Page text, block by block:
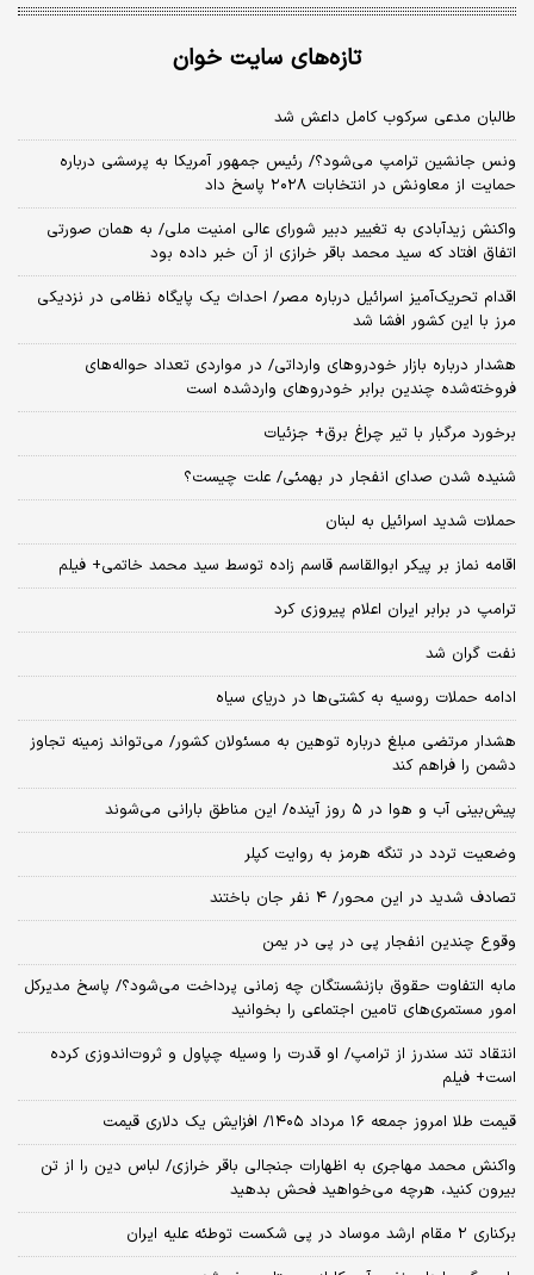
تازه‌های سایت خوان
طالبان مدعی سرکوب کامل داعش شد
ونس جانشین ترامپ می‌شود؟/ رئیس جمهور آمریکا به پرسشی درباره
حمایت از معاونش در انتخابات ۲۰۲۸ پاسخ داد
واکنش زیدآبادی به تغییر دبیر شورای عالی امنیت ملی/ به همان صورتی
اتفاق افتاد که سید محمد باقر خرازی از آن خبر داده بود
اقدام تحریک‌آمیز اسرائیل درباره مصر/ احداث یک پایگاه نظامی در نزدیکی
مرز با این کشور افشا شد
هشدار درباره بازار خودروهای وارداتی/ در مواردی تعداد حواله‌های
فروخته‌شده چندین برابر خودروهای واردشده است
برخورد مرگبار با تیر چراغ برق+ جزئیات
شنیده شدن صدای انفجار در بهمئی/ علت چیست؟
حملات شدید اسرائیل به لبنان
اقامه نماز بر پیکر ابوالقاسم قاسم زاده توسط سید محمد خاتمی+ فیلم
ترامپ در برابر ایران اعلام پیروزی کرد
نفت گران شد
ادامه حملات روسیه به کشتی‌ها در دریای سیاه
هشدار مرتضی مبلغ درباره توهین به مسئولان کشور/ می‌تواند زمینه تجاوز
دشمن را فراهم کند
پیش‌بینی آب و هوا در ۵ روز آینده/ این مناطق بارانی می‌شوند
وضعیت تردد در تنگه هرمز به روایت کپلر
تصادف شدید در این محور/ ۴ نفر جان باختند
وقوع چندین انفجار پی در پی در یمن
مابه التفاوت حقوق بازنشستگان چه زمانی پرداخت می‌شود؟/ پاسخ مدیرکل
امور مستمری‌های تامین اجتماعی را بخوانید
انتقاد تند سندرز از ترامپ/ او قدرت را وسیله چپاول و ثروت‌اندوزی کرده
است+ فیلم
قیمت طلا امروز جمعه ۱۶ مرداد ۱۴۰۵/ افزایش یک دلاری قیمت
واکنش محمد مهاجری به اظهارات جنجالی باقر خرازی/ لباس دین را از تن
بیرون کنید، هرچه می‌خواهید فحش بدهید
برکناری ۲ مقام‌ ارشد موساد در پی شکست توطئه علیه ایران